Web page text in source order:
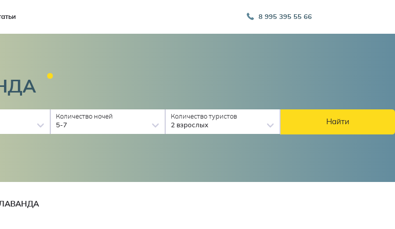
8 995 395 55 66
Количество ночей
5-7
Количество туристов
2 взрослых
Найти